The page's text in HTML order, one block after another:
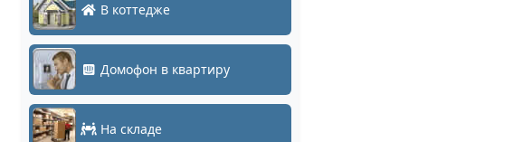
В коттедже
Домофон в квартиру
На складе